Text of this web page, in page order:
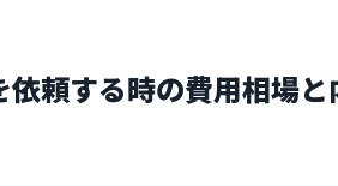
頼する時の費用相場と